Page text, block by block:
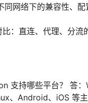
同网络下的兼容性、配
比：直连、代理、分流
支持哪些平台？ 答：
、Android、iOS 等